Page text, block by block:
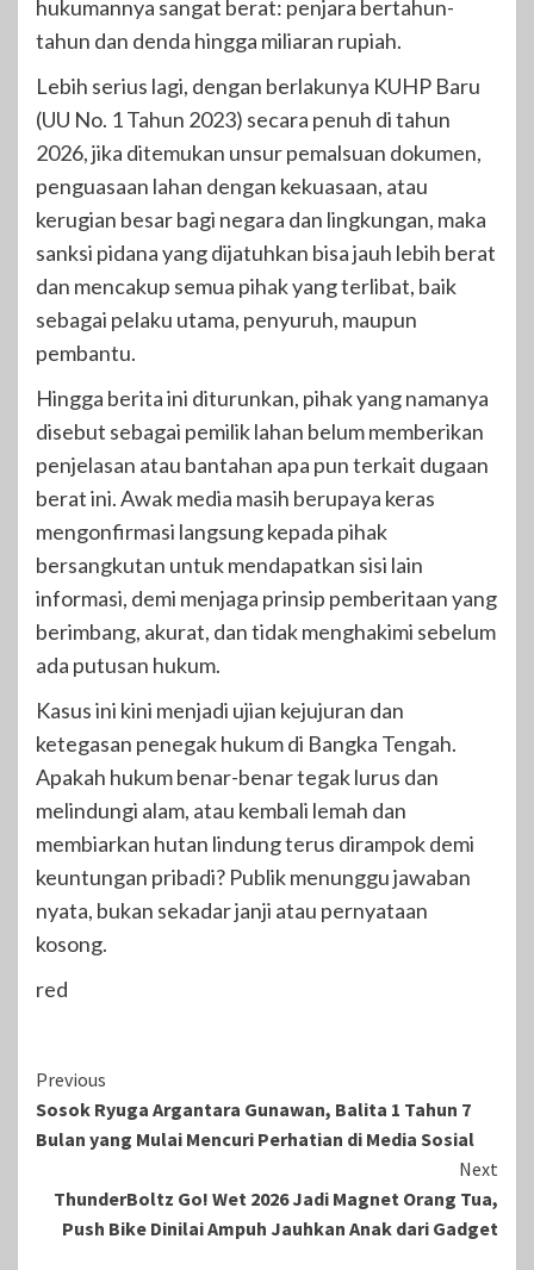
hukumannya sangat berat: penjara bertahun-
tahun dan denda hingga miliaran rupiah.
Lebih serius lagi, dengan berlakunya KUHP Baru
(UU No. 1 Tahun 2023) secara penuh di tahun
2026, jika ditemukan unsur pemalsuan dokumen,
penguasaan lahan dengan kekuasaan, atau
kerugian besar bagi negara dan lingkungan, maka
sanksi pidana yang dijatuhkan bisa jauh lebih berat
dan mencakup semua pihak yang terlibat, baik
sebagai pelaku utama, penyuruh, maupun
pembantu.
Hingga berita ini diturunkan, pihak yang namanya
disebut sebagai pemilik lahan belum memberikan
penjelasan atau bantahan apa pun terkait dugaan
berat ini. Awak media masih berupaya keras
mengonfirmasi langsung kepada pihak
bersangkutan untuk mendapatkan sisi lain
informasi, demi menjaga prinsip pemberitaan yang
berimbang, akurat, dan tidak menghakimi sebelum
ada putusan hukum.
Kasus ini kini menjadi ujian kejujuran dan
ketegasan penegak hukum di Bangka Tengah.
Apakah hukum benar-benar tegak lurus dan
melindungi alam, atau kembali lemah dan
membiarkan hutan lindung terus dirampok demi
keuntungan pribadi? Publik menunggu jawaban
nyata, bukan sekadar janji atau pernyataan
kosong.
red
Continue
Reading
Previous
Sosok Ryuga Argantara Gunawan, Balita 1 Tahun 7
Bulan yang Mulai Mencuri Perhatian di Media Sosial
Next
ThunderBoltz Go! Wet 2026 Jadi Magnet Orang Tua,
Push Bike Dinilai Ampuh Jauhkan Anak dari Gadget